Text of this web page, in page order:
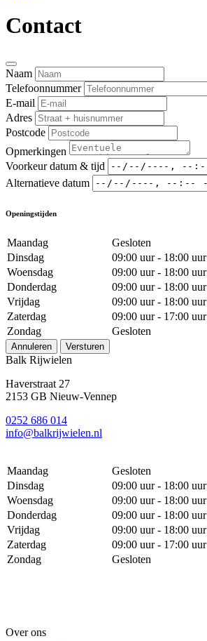
Contact
Naam
Telefoonnummer
E-mail
Adres
Postcode
Opmerkingen
Voorkeur datum & tijd
Alternatieve datum
Openingstijden
Maandag
Gesloten
Dinsdag
09:00 uur - 18:00 uur
Woensdag
09:00 uur - 18:00 uur
Donderdag
09:00 uur - 18:00 uur
Vrijdag
09:00 uur - 18:00 uur
Zaterdag
09:00 uur - 17:00 uur
Zondag
Gesloten
Annuleren Versturen
Balk Rijwielen
Haverstraat 27
2153 GB Nieuw-Vennep
0252 686 014
info@balkrijwielen.nl
Maandag
Gesloten
Dinsdag
09:00 uur - 18:00 uur
Woensdag
09:00 uur - 18:00 uur
Donderdag
09:00 uur - 18:00 uur
Vrijdag
09:00 uur - 18:00 uur
Zaterdag
09:00 uur - 17:00 uur
Zondag
Gesloten
Over ons